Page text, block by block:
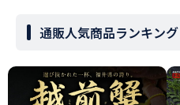
通販人気商品ランキング